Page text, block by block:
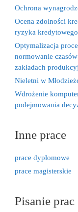
Ochrona
Ocena zdolności
ryzyka
Optymalizacja
normowanie
zakładach
Nieletni w
Wdrożenie
podejmowania
Inne prace
prace dyplomowe
prace magisterskie
Pisanie prac